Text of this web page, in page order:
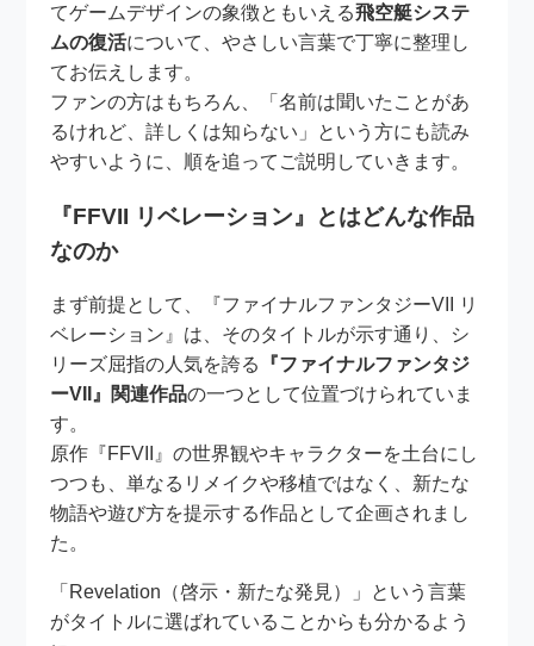
てゲームデザインの象徴ともいえる飛空艇システ
ムの復活について、やさしい言葉で丁寧に整理し
てお伝えします。
ファンの方はもちろん、「名前は聞いたことがあ
るけれど、詳しくは知らない」という方にも読み
やすいように、順を追ってご説明していきます。
『FFVII リベレーション』とはどんな作品
なのか
まず前提として、『ファイナルファンタジーVII リ
ベレーション』は、そのタイトルが示す通り、シ
リーズ屈指の人気を誇る
『ファイナルファンタジ
ーVII』関連作品の一つとして位置づけられていま
す。
原作『FFVII』の世界観やキャラクターを土台にし
つつも、単なるリメイクや移植ではなく、新たな
物語や遊び方を提示する作品として企画されまし
た。
「Revelation（啓示・新たな発見）」という言葉
がタイトルに選ばれていることからも分かるよう